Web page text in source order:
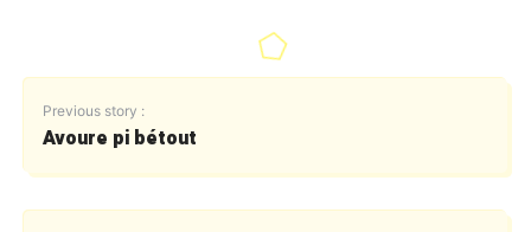
Previous story :
Avoure pi bétout